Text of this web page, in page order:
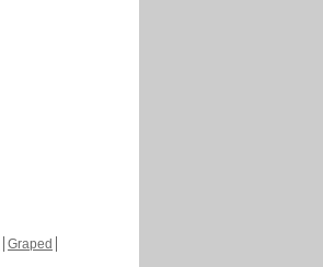
Graped